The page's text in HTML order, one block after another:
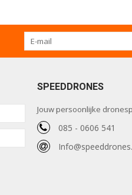
SPEEDDRONES
Jouw persoonlijke
085 - 0606 541